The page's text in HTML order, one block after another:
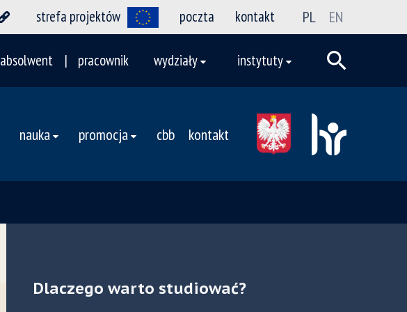
strefa projektów poczta kontakt PL EN
absolwent pracownik wydziały instytuty
nauka promocja cbb kontakt
Dlaczego warto studiować?
Instytut Nauk o Ziemi
Instytut Geografii Społeczno-
Instytut Biologii, Biotechnologii i
Instytut Biologii, Biotechnologii i